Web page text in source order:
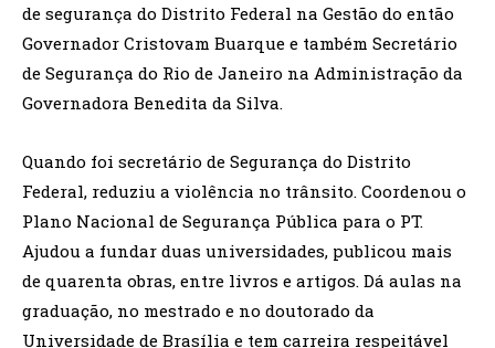
de segurança do Distrito Federal na Gestão do então
Governador Cristovam Buarque e também Secretário
de Segurança do Rio de Janeiro na Administração da
Governadora Benedita da Silva.
Quando foi secretário de Segurança do Distrito
Federal, reduziu a violência no trânsito. Coordenou o
Plano Nacional de Segurança Pública para o PT.
Ajudou a fundar duas universidades, publicou mais
de quarenta obras, entre livros e artigos. Dá aulas na
graduação, no mestrado e no doutorado da
Universidade de Brasília e tem carreira respeitável